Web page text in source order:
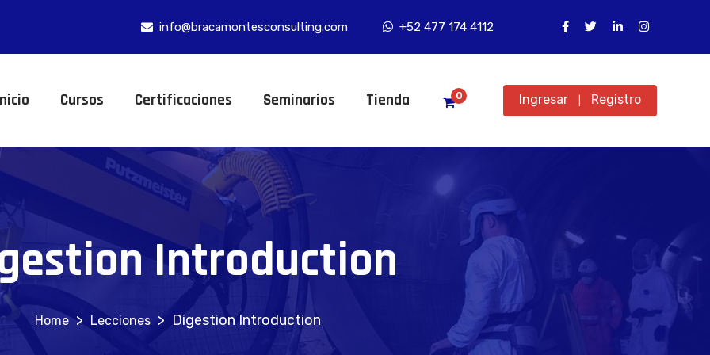
info@bracamontesconsulting.com +52 477 174 4112
Cursos Certificaciones Seminarios Tienda 0 Ingresar Registro
Introduction
> Lecciones > Digestion Introduction